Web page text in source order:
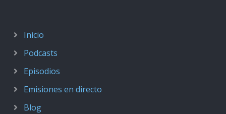
Inicio
Podcasts
Episodios
Emisiones en directo
Blog